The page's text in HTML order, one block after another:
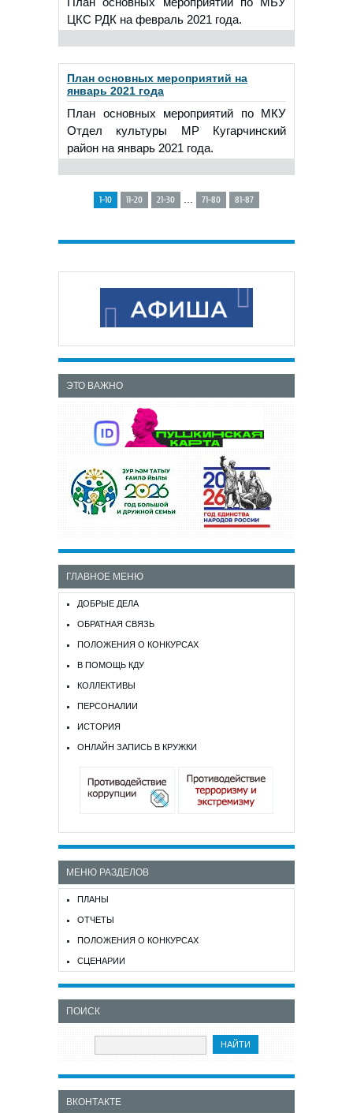
ЦКС РДК на февраль 2021 года.
План основных мероприятий на
январь 2021 года
План основных мероприятий по МКУ
Отдел культуры МР Кугарчинский
район на январь 2021 года.
1-10 11-20 21-30 71-80 81-87
ЭТО ВАЖНО
ГЛАВНОЕ МЕНЮ
ДОБРЫЕ ДЕЛА
ОБРАТНАЯ СВЯЗЬ
ПОЛОЖЕНИЯ О КОНКУРСАХ
В ПОМОЩЬ КДУ
КОЛЛЕКТИВЫ
ПЕРСОНАЛИИ
ИСТОРИЯ
ОНЛАЙН ЗАПИСЬ В КРУЖКИ
МЕНЮ РАЗДЕЛОВ
ПЛАНЫ
ОТЧЕТЫ
ПОЛОЖЕНИЯ О КОНКУРСАХ
СЦЕНАРИИ
ПОИСК
ВКОНТАКТЕ